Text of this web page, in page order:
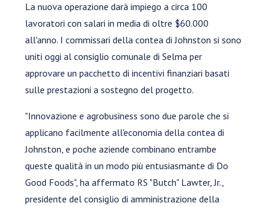
La nuova operazione darà impiego a circa 100
lavoratori con salari in media di oltre $60.000
all'anno. I commissari della contea di Johnston si sono
uniti oggi al consiglio comunale di Selma per
approvare un pacchetto di incentivi finanziari basati
sulle prestazioni a sostegno del progetto.
"Innovazione e agrobusiness sono due parole che si
applicano facilmente all'economia della contea di
Johnston, e poche aziende combinano entrambe
queste qualità in un modo più entusiasmante di Do
Good Foods", ha affermato RS "Butch" Lawter, Jr.,
presidente del consiglio di amministrazione della